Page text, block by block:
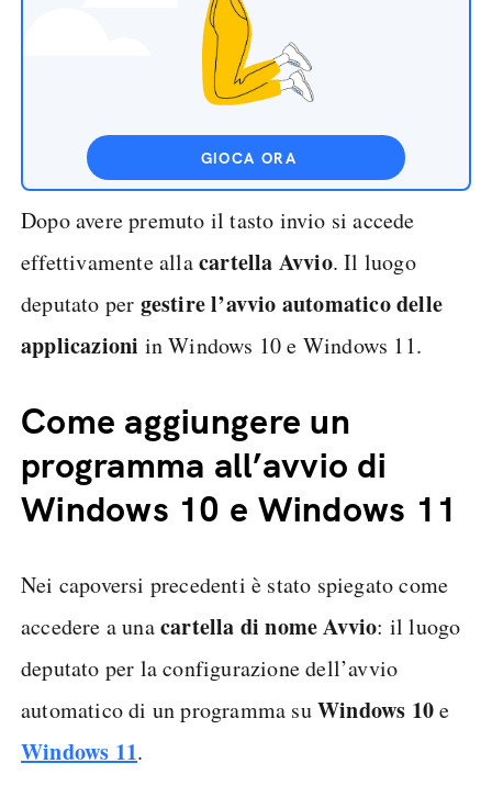
GIOCA ORA
Dopo avere premuto il tasto invio si accede
effettivamente allacartella Avvio. Il luogo
deputato per gestire l’avvio automatico delle
applicazioni in Windows 10 e Windows 11.
Come aggiungere un
programma all’avvio di
Windows 10 e Windows 11
Nei capoversi precedenti è stato spiegato come
accedere a unacartella di nome Avvio: il luogo
deputato per la configurazione dell’avvio
automatico di un programma suWindows 10e
Windows 11.